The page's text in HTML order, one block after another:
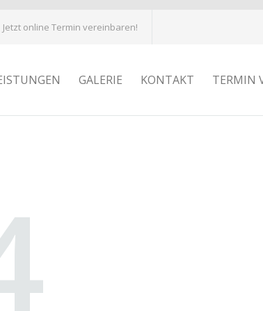
Jetzt online Termin vereinbaren!
GALERIE KONTAKT TERMIN